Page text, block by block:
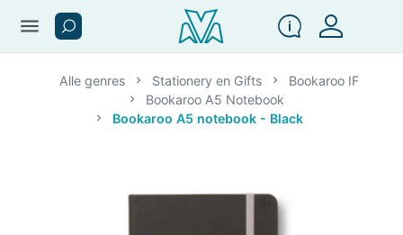
menu
Alle genres Stationery en Gifts
Bookaroo IF
Bookaroo A5 Notebook
Bookaroo A5 notebook - Black